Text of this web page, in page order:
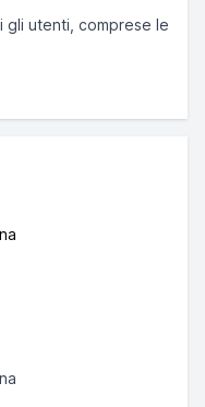
gli utenti, comprese le